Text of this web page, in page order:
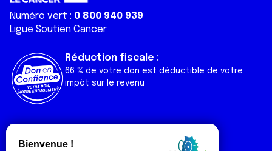
Numéro vert : 0 800 940 939
Ligue Soutien Cancer
Réduction fiscale :
66 % de votre don est déductible de votre
impôt sur le revenu
Liens utiles
Nos actualités